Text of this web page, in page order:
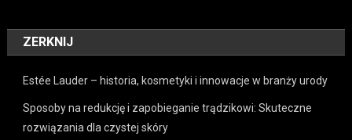
ZERKNIJ
Estée Lauder – historia, kosmetyki i innowacje w branży urody
Sposoby na redukcję i zapobieganie trądzikowi: Skuteczne
rozwiązania dla czystej skóry